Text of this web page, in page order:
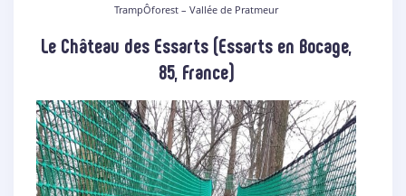
TrampÔforest – Vallée de Pratmeur
Le Château des Essarts (Essarts en Bocage,
85, France)